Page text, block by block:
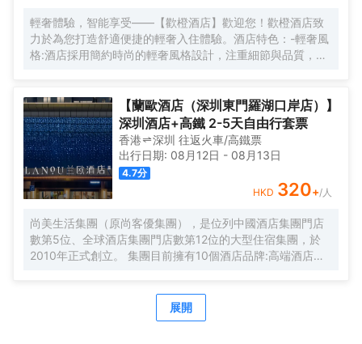
輕奢體驗，智能享受——【歡橙酒店】歡迎您！歡橙酒店致
力於為您打造舒適便捷的輕奢入住體驗。酒店特色：-輕奢風
格:酒店採用簡約時尚的輕奢風格設計，注重細節與品質，為
技帶來的便捷。-舒適享受:24小時熱水即開即熱，無需等
待，為您洗去一身疲憊。-影音娛樂:部分房間配備高清投影
儀，打造私人影院，享受震撼視聽盛宴。-貼心服務:酒店設有
洗衣房，並提供烘乾服務，解決您的洗衣煩惱，讓旅途更加
輕鬆自在。歡橙酒店是您商務出行、休閒度假的理想之選。
期待您的光臨！温馨提示，圖片僅供參考，無法涵蓋所有房
型，詳細的實物照片請諮詢酒店。
【蘭歐酒店（深圳東門羅湖口岸店）】
深圳酒店+高鐵 2-5天自由行套票
香港 深圳 往返火車/高鐵票
出行日期: 08月12日 - 08月13日
4.7分
HKD 320+/人
尚美生活集團（原尚客優集團），是位列中國酒店集團門店
數第5位、全球酒店集團門店數第12位的大型住宿集團，於
2010年正式創立。 集團目前擁有10個酒店品牌:高端酒店品
牌花美時、公寓品牌LIPPO公社。尚美生活旗下酒店超過
3500家（含在營店和籌建店），現已覆蓋全國31個省293座
展開